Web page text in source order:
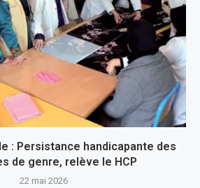
: Persistance handicapante des
de genre, relève le HCP
22 mai 2026